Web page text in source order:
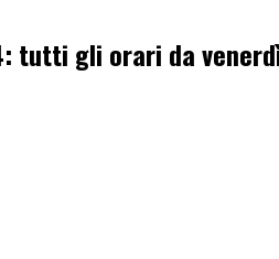
tutti gli orari da